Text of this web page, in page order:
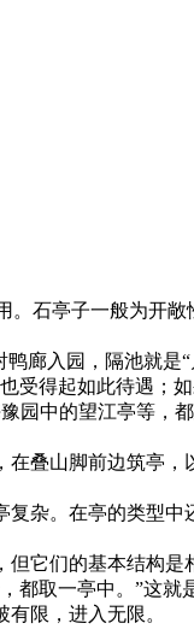
石亭子一般为开
廊入园，隔池就是
得起如此待遇；
园中的望江亭等，
叠山脚前边筑亭
杂。在亭的类型
它们的基本结构
取一亭中。”这
限，进入无限。